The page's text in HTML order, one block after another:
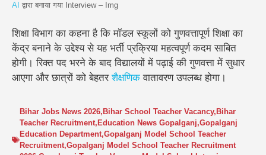
AI द्वारा बनाया गया Interview – Img
शिक्षा विभाग का कहना है कि मॉडल स्कूलों को गुणवत्तापूर्ण शिक्षा का
केंद्र बनाने के उद्देश्य से यह भर्ती प्रक्रिया महत्वपूर्ण कदम साबित
होगी। रिक्त पद भरने के बाद विद्यालयों में पढ़ाई की गुणवत्ता में सुधार
आएगा और छात्रों को बेहतरशैक्षणिक वातावरण उपलब्ध होगा।
Bihar Jobs News 2026, Bihar School Teacher Vacancy, Bihar
Teacher Recruitment, Education News Gopalganj,Gopalganj
Education Department,Gopalganj Model School Teacher
Recruitment,Gopalganj Model School Teacher Recruitment